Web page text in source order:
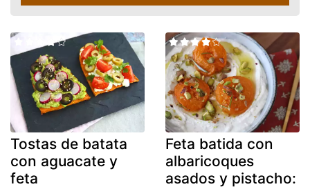
Tostas de batata
con aguacate y
feta
Feta batida con
albaricoques
asados y pistacho: